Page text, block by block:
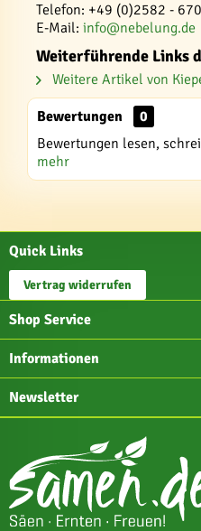
Telefon: +49 (0)2582 -
E-Mail: info@nebelung.de
Weiterführende Links
Weitere Artikel von
Bewertungen
0
Bewertungen lesen,
mehr
Quick Links
Vertrag widerrufen
Shop Service
Informationen
Newsletter